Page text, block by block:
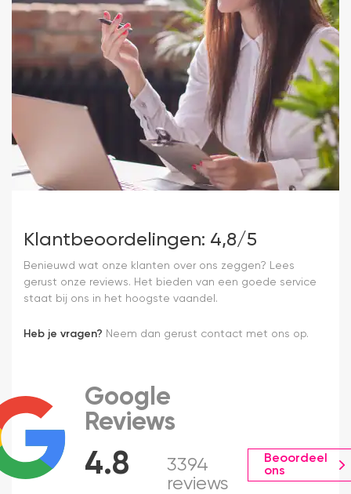
Klantbeoordelingen: 4,8/5
Benieuwd wat onze klanten over ons zeggen? Lees
gerust onze reviews. Het bieden van een goede service
staat bij ons in het hoogste vaandel.
Heb je vragen? Neem dan gerust contact met ons op.
4.8
Google
Reviews
3394
reviews
Beoordeel
ons